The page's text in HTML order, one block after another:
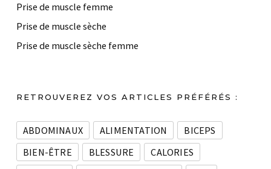
Prise de muscle femme
Prise de muscle sèche
Prise de muscle sèche femme
RETROUVEREZ VOS ARTICLES PRÉFÉRÉS :
ABDOMINAUX ALIMENTATION
BICEPS
BIEN-ÊTRE
BLESSURE
CALORIES